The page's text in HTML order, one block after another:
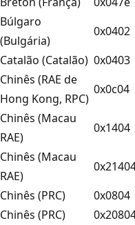
Búlgaro
(Bulgária)
0x0402
Catalão (Catalão) 0x0403
Chinês (RAE de
Hong Kong, RPC)
0x0c04
Chinês (Macau
RAE)
0x1404
Chinês (Macau
RAE)
Chinês (PRC)
0x0804
Chinês (PRC)